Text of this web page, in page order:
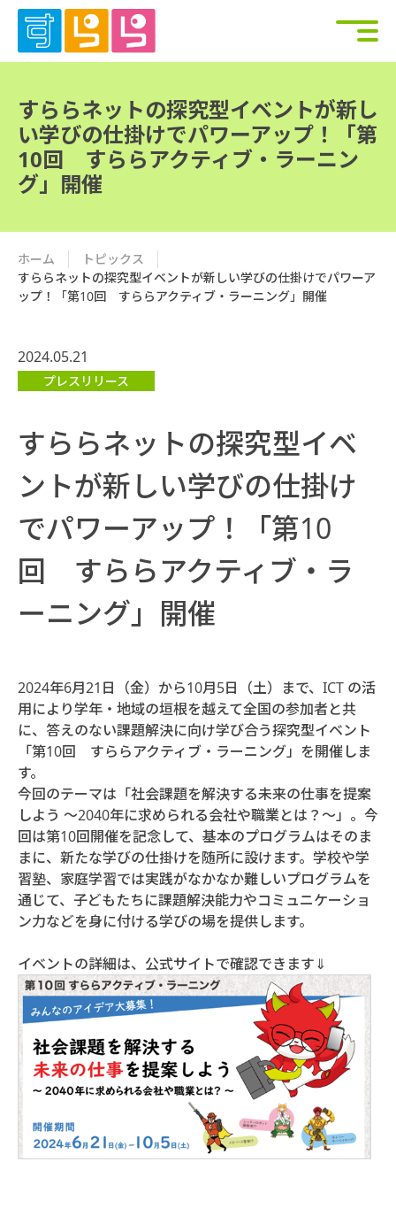
すららネットの探究型イベントが新し
い学びの仕掛けでパワーアップ！「第
10回 すららアクティブ・ラーニン
グ」開催
ホーム
トピックス
すららネットの探究型イベントが新しい学びの仕掛けでパワーア
ップ！「第10回 すららアクティブ・ラーニング」開催
2024.05.21
プレスリリース
すららネットの探究型イベ
ントが新しい学びの仕掛け
でパワーアップ！「第10
回 すららアクティブ・ラ
ーニング」開催
2024年6月21日（金）から10月5日（土）まで、ICT の活
用により学年・地域の垣根を越えて全国の参加者と共
に、答えのない課題解決に向け学び合う探究型イベント
「第10回 すららアクティブ・ラーニング」を開催しま
す。
今回のテーマは「社会課題を解決する未来の仕事を提案
しよう ～2040年に求められる会社や職業とは？～」。今
回は第10回開催を記念して、基本のプログラムはそのま
まに、新たな学びの仕掛けを随所に設けます。学校や学
習塾、家庭学習では実践がなかなか難しいプログラムを
通じて、子どもたちに課題解決能力やコミュニケーショ
ン力などを身に付ける学びの場を提供します。
イベントの詳細は、公式サイトで確認できます⇓